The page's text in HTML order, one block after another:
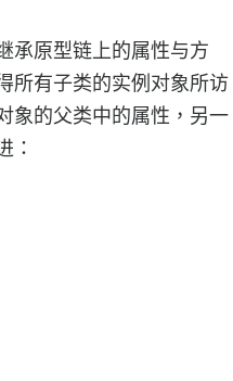
承原型链上的属性与方
所有子类的实例对象所访
象的父类中的属性，另一
：